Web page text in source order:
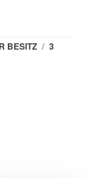
BESITZ / 3